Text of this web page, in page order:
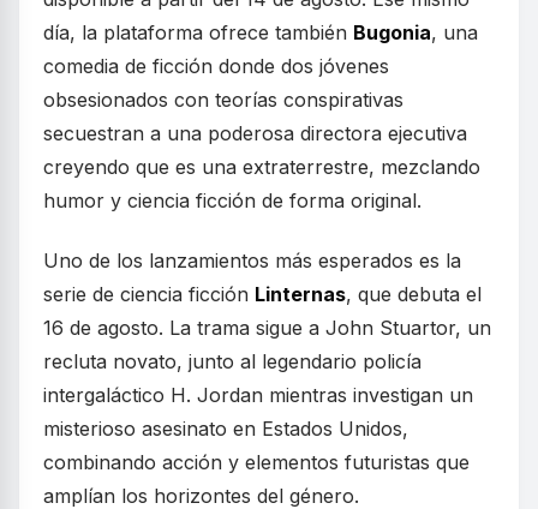
día, la plataforma ofrece también Bugonia, una
comedia de ficción donde dos jóvenes
obsesionados con teorías conspirativas
secuestran a una poderosa directora ejecutiva
creyendo que es una extraterrestre, mezclando
humor y ciencia ficción de forma original.
Uno de los lanzamientos más esperados es la
serie de ciencia ficción Linternas, que debuta el
16 de agosto. La trama sigue a John Stuartor, un
recluta novato, junto al legendario policía
intergaláctico H. Jordan mientras investigan un
misterioso asesinato en Estados Unidos,
combinando acción y elementos futuristas que
amplían los horizontes del género.